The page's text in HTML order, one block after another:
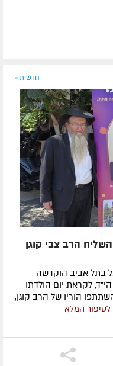
חדשות »
הרב צבי קוגן
בתל אביב הוקדשה
לקראת יום הולדתו
הוריו של הרב קוגן,
לסיפור המלא